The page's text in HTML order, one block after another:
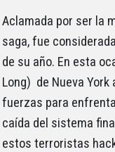
Aclamada por ser la
saga, fue
de su año. En esta
Long) de Nueva
fuerzas para
caída del sistema
estos terroristas